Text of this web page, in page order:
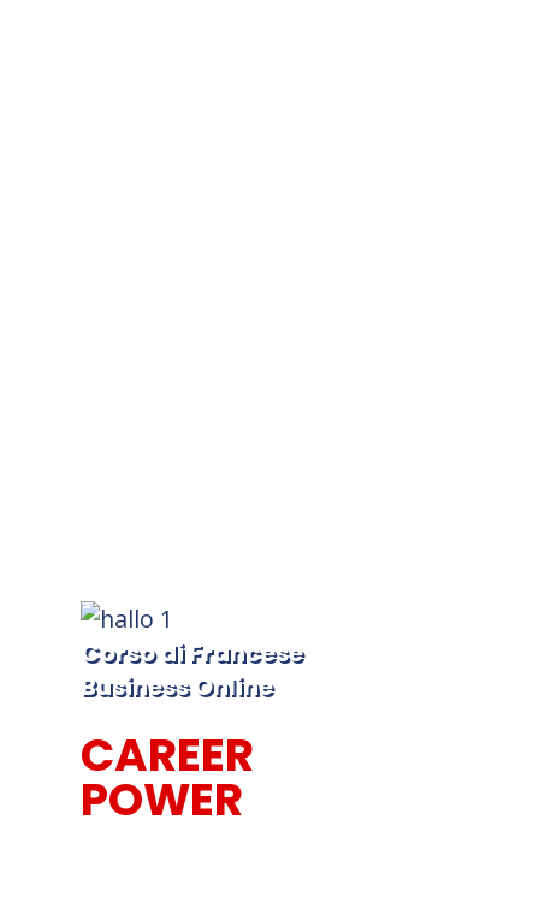
Corso di Francese
Business Online
CAREER
POWER